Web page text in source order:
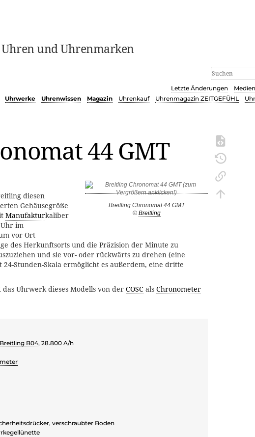
Uhren und Uhrenmarken
Letzte Änderungen
Uhrwerke Uhrenwissen Magazin Uhrenkauf Uhrenmagazin ZEITGEFÜHL
44 GMT
Breitling Chronomat 44 GMT
© Breitling
diesen
Gehäusegröße
Manufakturkaliber
im
vor Ort
des Herkunftsorts und die Präzision der Minute zu
und sie vor- oder rückwärts zu drehen (eine
24-Stunden-Skala ermöglicht es außerdem, eine dritte
Uhrwerk dieses Modells von der COSC als Chronometer
Breitling B04, 28.800 A/h
verschraubter Boden